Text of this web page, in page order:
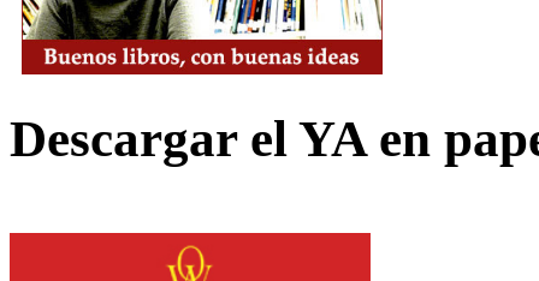
Descargar el YA en